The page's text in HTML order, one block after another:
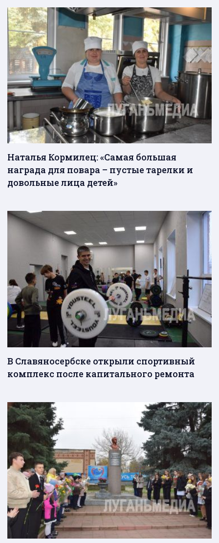
Наталья Кормилец: «Самая большая
награда для повара – пустые тарелки и
довольные лица детей»
В Славяносербске открыли спортивный
комплекс после капитального ремонта